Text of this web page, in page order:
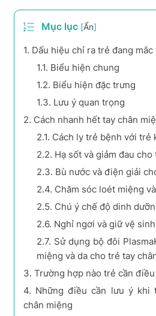
Mục lục [Ẩn]
1. Dấu hiệu chỉ ra trẻ đang
1.1. Biểu hiện chung
1.2. Biểu hiện đặc trưng
1.3. Lưu ý quan trọng
2. Cách nhanh hết tay chân
2.1. Cách ly trẻ bệnh với trẻ
2.2. Hạ sốt và giảm đau cho
2.3. Bù nước và điện giải
2.4. Chăm sóc loét miệng
2.5. Chú ý chế độ dinh
2.6. Nghỉ ngơi và giữ vệ
2.7. Sử dụng bộ đôi
miệng và da cho trẻ tay
3. Trường hợp nào trẻ cần
4. Những điều cần lưu ý
chân miệng